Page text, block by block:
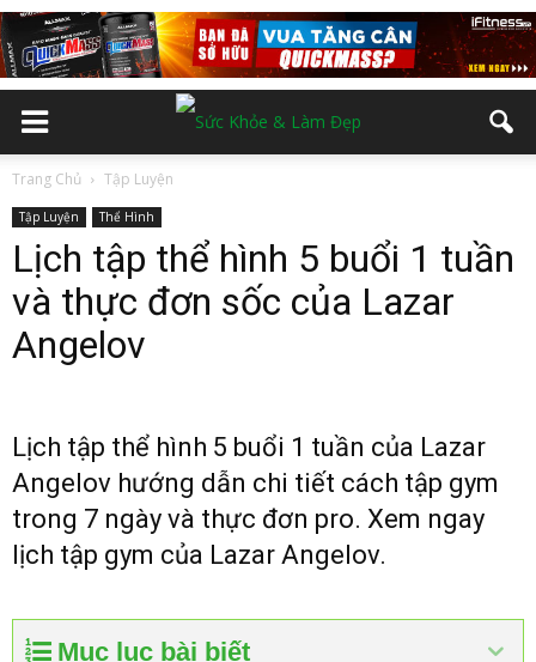
Trang Chủ Tập Luyện
Tập Luyện Thể Hình
Lịch tập thể hình 5 buổi 1 tuần
và thực đơn sốc của Lazar
Angelov
Lịch tập thể hình 5 buổi 1 tuần của Lazar
Angelov hướng dẫn chi tiết cách tập gym
trong 7 ngày và thực đơn pro. Xem ngay
lịch tập gym của Lazar Angelov.
Mục lục bài biết